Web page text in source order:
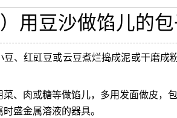
）用豆沙做馅儿的
豆、红豇豆或云豆煮烂捣成泥或干磨成
、肉或糖等做馅儿，多用发面做皮，
盛金属溶液的器具。